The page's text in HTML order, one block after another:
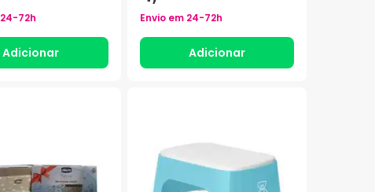
24-72h
Adicionar
Envio em 24-72h
Adicionar